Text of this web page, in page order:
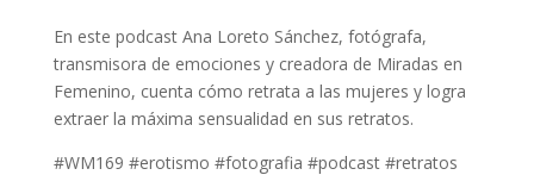
En este podcast Ana Loreto Sánchez, fotógrafa,
transmisora de emociones y creadora de Miradas en
Femenino, cuenta cómo retrata a las mujeres y logra
extraer la máxima sensualidad en sus retratos.
#WM169 #erotismo #fotografia #podcast #retratos